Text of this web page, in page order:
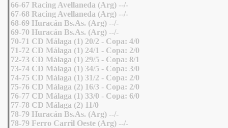
66-67 Racing Avellaneda (Arg) --/-
67-68 Racing Avellaneda (Arg) --/-
68-69 Huracán Bs.As. (Arg) --/-
69-70 Huracán Bs.As. (Arg) --/-
70-71 CD Málaga (1) 20/2 - Copa: 4/0
71-72 CD Málaga (1) 24/1 - Copa: 2/0
72-73 CD Málaga (1) 29/5 - Copa: 8/1
73-74 CD Málaga (1) 34/5 - Copa: 3/0
74-75 CD Málaga (1) 31/2 - Copa: 2/0
75-76 CD Málaga (2) 16/3 - Copa: 2/0
76-77 CD Málaga (1) 33/0 - Copa: 6/0
77-78 CD Málaga (2) 11/0
78-79 Huracán Bs.As. (Arg) --/-
78-79 Ferro Carril Oeste (Arg) --/-